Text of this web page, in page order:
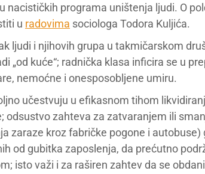
nacističkih programa uništenja ljudi. O
u radovima sociologa Todora Kuljića.
ljudi i njihovih grupa u takmičarskom
„od kuće“; radnička klasa inficira se u
nemoćne i onesposobljene umiru.
učestvuju u efikasnom tihom
odsustvo zahteva za zatvaranjem ili
zaraze kroz fabričke pogone i autobuse)
od gubitka zaposlenja, da prećutno
isto važi i za raširen zahtev da se